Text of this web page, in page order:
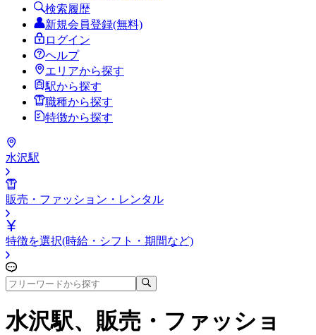
検索履歴
新規会員登録(無料)
ログイン
ヘルプ
エリアから探す
駅から探す
職種から探す
特徴から探す
水沢駅
販売・ファッション・レンタル
特徴を選択(時給・シフト・期間など)
水沢駅、販売・ファッショ